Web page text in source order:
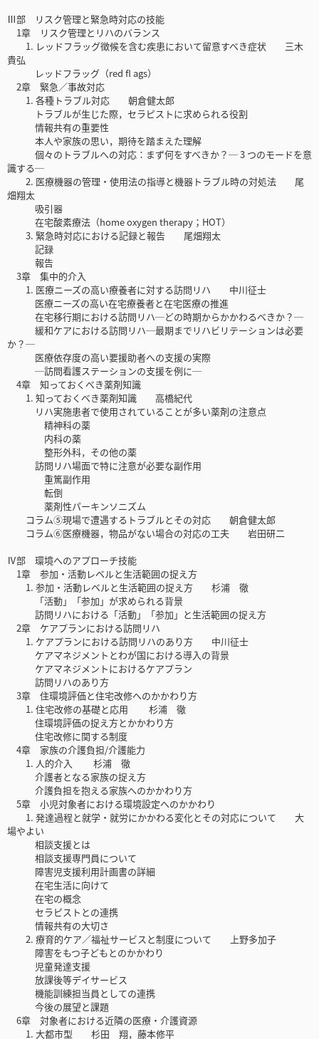
Ⅲ部 リスク管理と緊急時対応の技能
1章 リスク管理とリハのバランス
1. レッドフラッグ徴候を含む疾患において留意すべき症状 三木
貴弘
レッドフラッグ（red fl ags）
2章 緊急／事故対応
1. 各種トラブル対応 朝倉健太郎
トラブルが生じた際，セラピストに求められる役割
情報共有の重要性
本人や家族の思い，期待を踏まえた理解
個々のトラブルへの対応：まず何をすべきか？─ 3 つのモードを意
識する─
2. 医療機器の管理・使用法の指導と機器トラブル時の対処法 尾
畑翔太
吸引器
在宅酸素療法（home oxygen therapy；HOT）
3. 緊急時対応における記録と報告 尾畑翔太
記録
報告
3章 集中的介入
1. 医療ニーズの高い療養者に対する訪問リハ 中川征士
医療ニーズの高い在宅療養者と在宅医療の推進
在宅移行期における訪問リハ─どの時期からかかわるべきか？─
緩和ケアにおける訪問リハ─最期までリハビリテーションは必要
か？─
医療依存度の高い要援助者への支援の実際
─訪問看護ステーションの支援を例に─
4章 知っておくべき薬剤知識
1. 知っておくべき薬剤知識 高橋紀代
リハ実施患者で使用されていることが多い薬剤の注意点
精神科の薬
内科の薬
整形外科，その他の薬
訪問リハ場面で特に注意が必要な副作用
重篤副作用
転倒
薬剤性パーキンソニズム
コラム⑤現場で遭遇するトラブルとその対応 朝倉健太郎
コラム⑥医療機器，物品がない場合の対応の工夫 岩田研二
Ⅳ部 環境へのアプローチ技能
1章 参加・活動レベルと生活範囲の捉え方
1. 参加・活動レベルと生活範囲の捉え方 杉浦 徹
「活動」「参加」が求められる背景
訪問リハにおける「活動」「参加」と生活範囲の捉え方
2章 ケアプランにおける訪問リハ
1. ケアプランにおける訪問リハのあり方 中川征士
ケアマネジメントとわが国における導入の背景
ケアマネジメントにおけるケアプラン
訪問リハのあり方
3章 住環境評価と住宅改修へのかかわり方
1. 住宅改修の基礎と応用 杉浦 徹
住環境評価の捉え方とかかわり方
住宅改修に関する制度
4章 家族の介護負担/介護能力
1. 人的介入 杉浦 徹
介護者となる家族の捉え方
介護負担を抱える家族へのかかわり方
5章 小児対象者における環境設定へのかかわり
1. 発達過程と就学・就労にかかわる変化とその対応について 大
場やよい
相談支援とは
相談支援専門員について
障害児支援利用計画書の詳細
在宅生活に向けて
在宅の概念
セラピストとの連携
情報共有の大切さ
2. 療育的ケア／福祉サービスと制度について 上野多加子
障害をもつ子どもとのかかわり
児童発達支援
放課後等デイサービス
機能訓練担当員としての連携
今後の展望と課題
6章 対象者における近隣の医療・介護資源
1. 大都市型 杉田 翔，藤本修平